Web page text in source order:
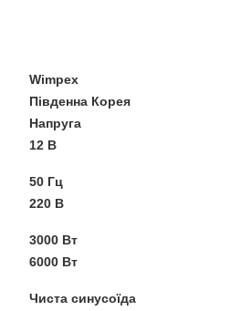
Wimpex
Південна Корея
Напруга
12 В
50 Гц
220 В
3000 Вт
6000 Вт
Чиста синусоїда